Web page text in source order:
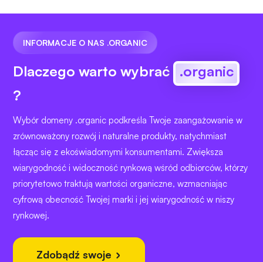
INFORMACJE O NAS .ORGANIC
Dlaczego warto wybrać .organic
?
Wybór domeny .organic podkreśla Twoje zaangażowanie w
zrównoważony rozwój i naturalne produkty, natychmiast
łącząc się z ekoświadomymi konsumentami. Zwiększa
wiarygodność i widoczność rynkową wśród odbiorców, którzy
priorytetowo traktują wartości organiczne, wzmacniając
cyfrową obecność Twojej marki i jej wiarygodność w niszy
rynkowej.
Zdobądź swoje